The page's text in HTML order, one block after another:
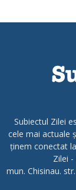
Subiectul Zilei
cele mai actuale
ținem conectat
Zilei
mun. Chisinau.